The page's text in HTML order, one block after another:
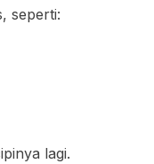
seperti:
lagi.